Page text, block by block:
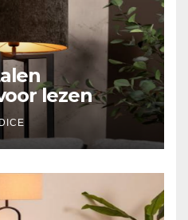
lezen